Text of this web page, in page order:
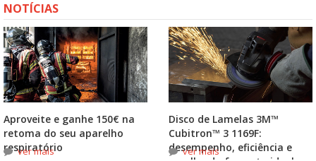
NOTÍCIAS
Aproveite e ganhe 150€ na
retoma do seu aparelho
respiratório
ver mais
Disco de Lamelas 3M™
Cubitron™ 3 1169F:
desempenho, eficiência e
ver mais